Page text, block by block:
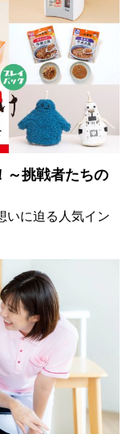
～挑戦者たちの
いに迫る人気イン